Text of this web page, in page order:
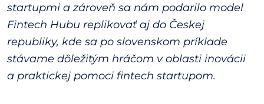
startupmi a zároveň sa nám podarilo model
Fintech Hubu replikovať aj do Českej
republiky, kde sa po slovenskom príklade
stávame dôležitým hráčom v oblasti inovácii
a praktickej pomoci fintech startupom.